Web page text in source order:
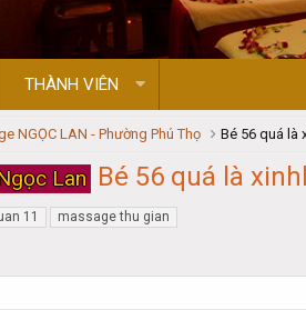
THÀNH VIÊN
NGỌC LAN - Phường Phú Thọ Bé 56 quá là
Lan Bé 56 quá là
11 massage thu gian